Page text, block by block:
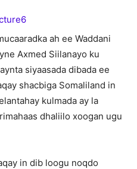
ah ee Waddani
Axmed Siilanayo ku
siyaasada dibada ee
shacbiga Somaliland in
kulmada ay la
dhaliilo xoogan ugu
in dib loogu noqdo